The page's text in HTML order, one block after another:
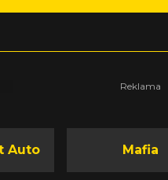
Auto Mafia